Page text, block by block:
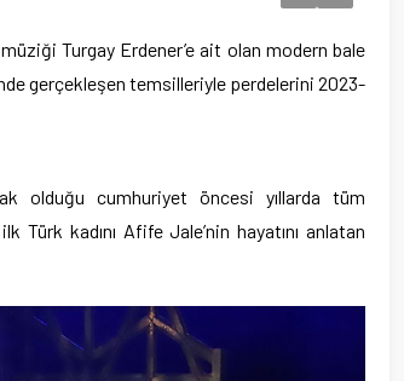
Turgay Erdener’e ait olan modern bale
gerçekleşen temsilleriyle perdelerini 2023-
olduğu cumhuriyet öncesi yıllarda tüm
kadını Afife Jale’nin hayatını anlatan